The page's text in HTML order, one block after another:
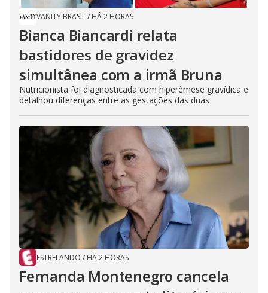
VANITY BRASIL/ HÁ 2 HORAS
Bianca Biancardi relata
bastidores de gravidez
simultânea com a irmã Bruna
Nutricionista foi diagnosticada com hiperêmese gravídica e
detalhou diferenças entre as gestações das duas
ESTRELANDO / HÁ 2 HORAS
Fernanda Montenegro cancela